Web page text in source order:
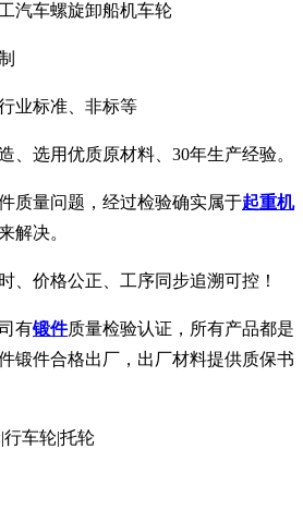
汽车螺旋卸船机车轮
业标准、非标等
、选用优质原材料、30年生产经验。
质量问题，经过检验确实属于起重机
解决。
、价格公正、工序同步追溯可控！
有锻件质量检验认证，所有产品都是
锻件合格出厂，出厂材料提供质保书